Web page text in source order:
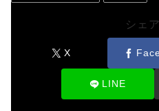
シェ
X
LINE